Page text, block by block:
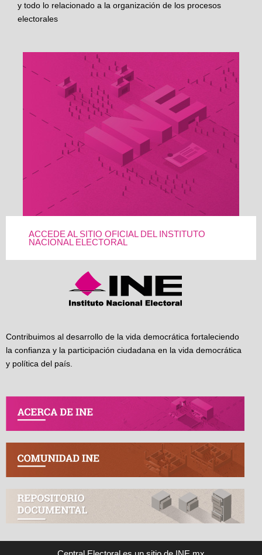
y todo lo relacionado a la organización de los procesos
electorales
ACCEDE AL SITIO OFICIAL DEL INSTITUTO
NACIONAL ELECTORAL
Contribuimos al desarrollo de la vida democrática fortaleciendo
la confianza y la participación ciudadana en la vida democrática
y política del país.